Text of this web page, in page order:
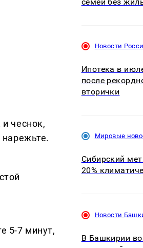
чеснок,
5-7 минут,
Новости
Ипотека в
после
вторички
Мировые
Сибирский
20%
Новости
В Башкирии